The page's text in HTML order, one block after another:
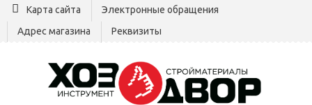
Карта сайта
Электронные обращения
Адрес магазина
Реквизиты